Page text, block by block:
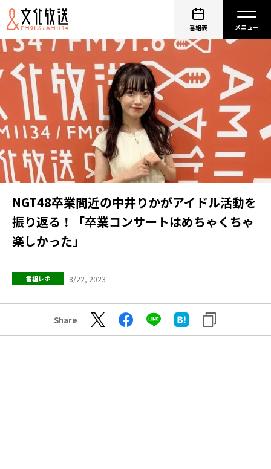
番組表
NGT48卒業間近の中井りかがアイドル活動を
振り返る！「卒業コンサートはめちゃくちゃ
楽しかった」
番組レポ 8/22, 2023
Share